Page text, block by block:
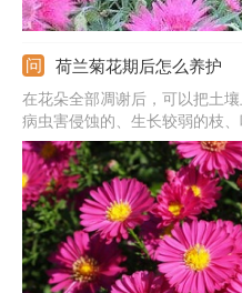
荷兰菊花期后怎么养护
在花朵全部凋谢后，可以把土
病虫害侵蚀的、生长较弱的枝
下摆放，多让它晒晒太阳。此
壤过上层发白，需要立即浇水
施肥。